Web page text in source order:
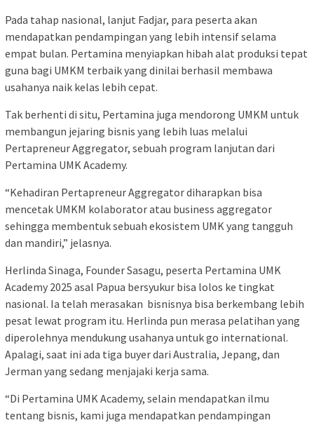
Pada tahap nasional, lanjut Fadjar, para peserta akan
mendapatkan pendampingan yang lebih intensif selama
empat bulan. Pertamina menyiapkan hibah alat produksi tepat
guna bagi UMKM terbaik yang dinilai berhasil membawa
usahanya naik kelas lebih cepat.
Tak berhenti di situ, Pertamina juga mendorong UMKM untuk
membangun jejaring bisnis yang lebih luas melalui
Pertapreneur Aggregator, sebuah program lanjutan dari
Pertamina UMK Academy.
“Kehadiran Pertapreneur Aggregator diharapkan bisa
mencetak UMKM kolaborator atau business aggregator
sehingga membentuk sebuah ekosistem UMK yang tangguh
dan mandiri,” jelasnya.
Herlinda Sinaga, Founder Sasagu, peserta Pertamina UMK
Academy 2025 asal Papua bersyukur bisa lolos ke tingkat
nasional. Ia telah merasakan bisnisnya bisa berkembang lebih
pesat lewat program itu. Herlinda pun merasa pelatihan yang
diperolehnya mendukung usahanya untuk go international.
Apalagi, saat ini ada tiga buyer dari Australia, Jepang, dan
Jerman yang sedang menjajaki kerja sama.
“Di Pertamina UMK Academy, selain mendapatkan ilmu
tentang bisnis, kami juga mendapatkan pendampingan